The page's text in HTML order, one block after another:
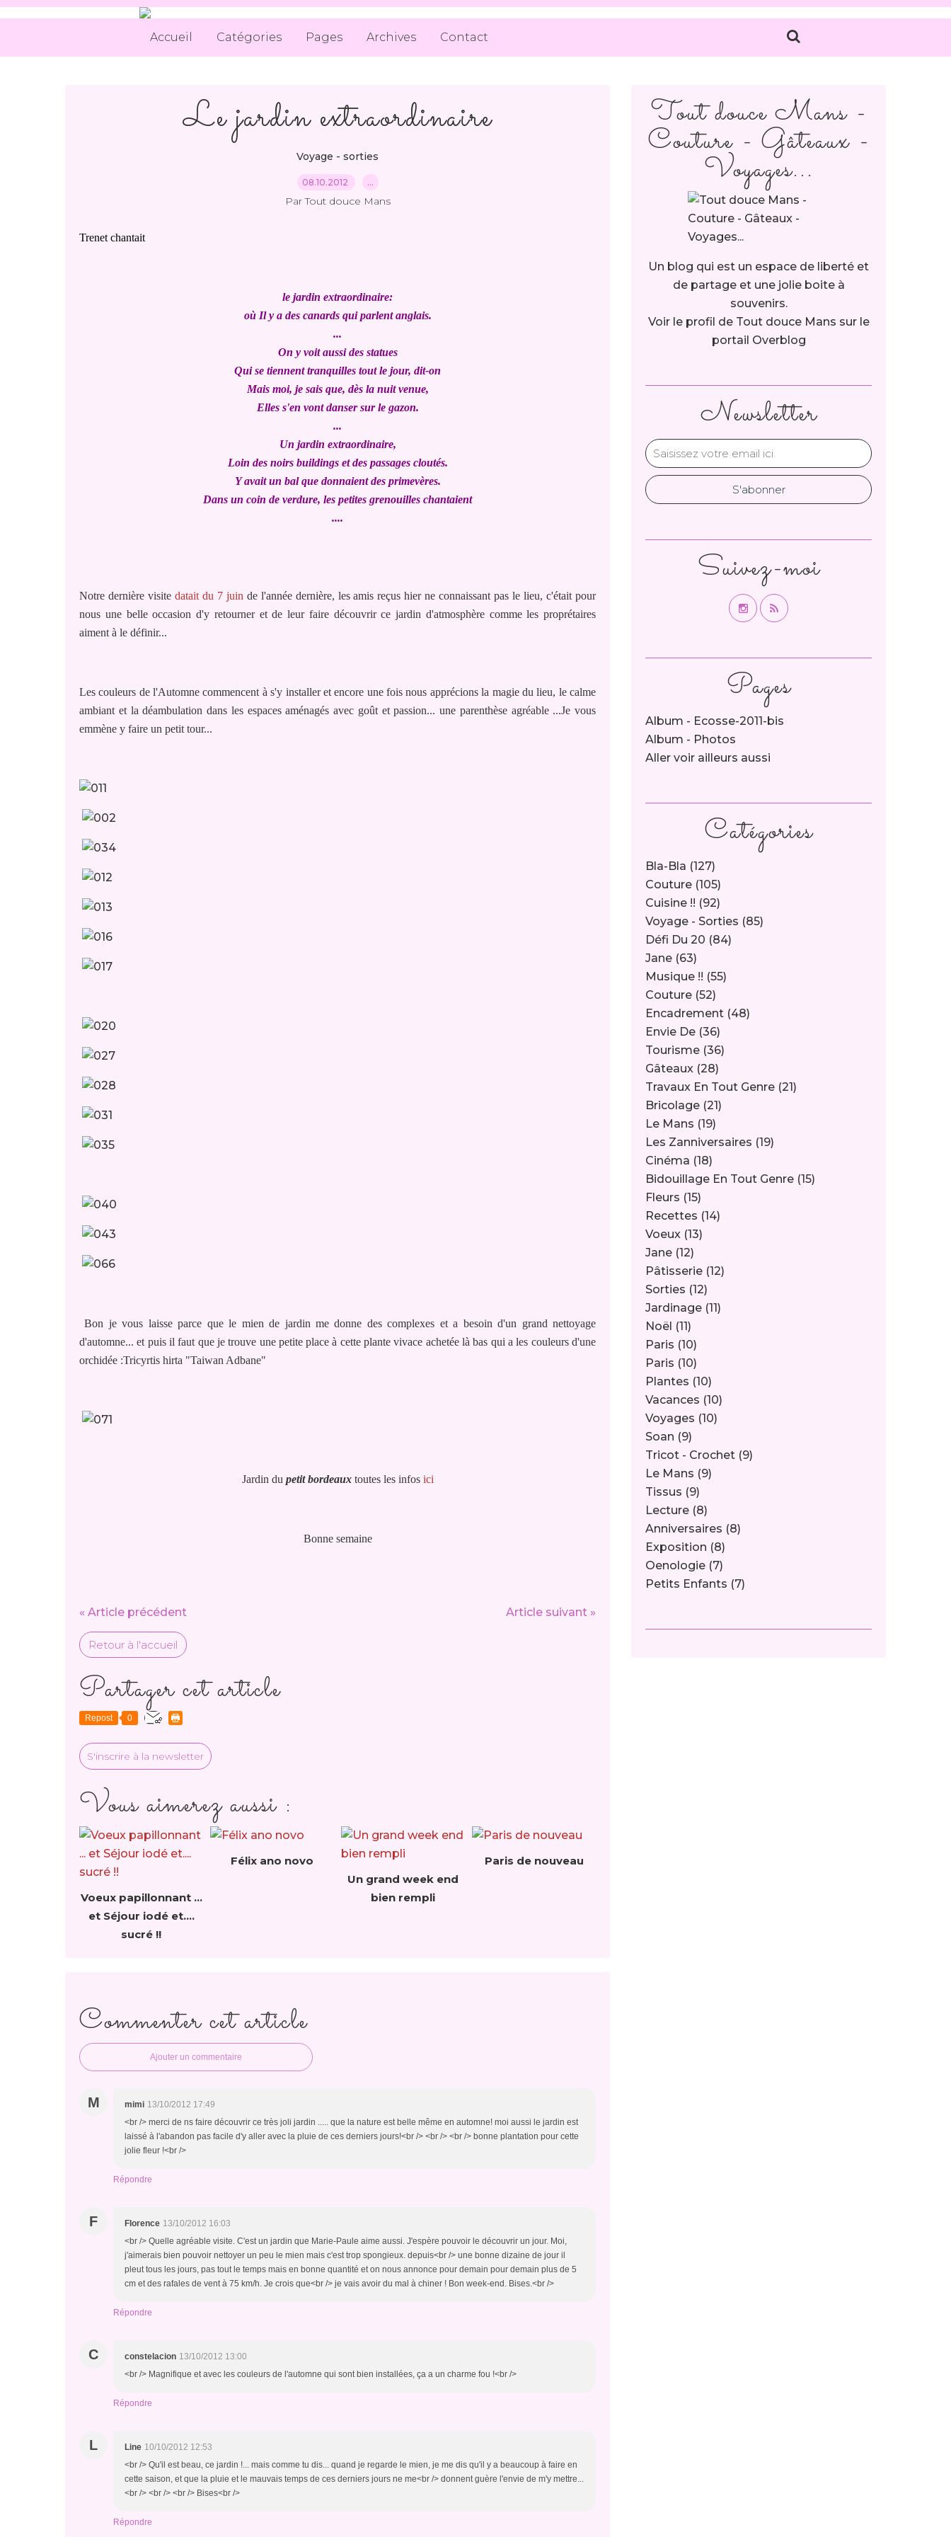
Accueil Catégories Pages Archives Contact
Le jardin extraordinaire
Voyage - sorties
08.10.2012 …
Par Tout douce Mans
Trenet chantait
le jardin extraordinaire:
où Il y a des canards qui parlent anglais.
...
On y voit aussi des statues
Qui se tiennent tranquilles tout le jour, dit-on
Mais moi, je sais que, dès la nuit venue,
Elles s'en vont danser sur le gazon.
...
Un jardin extraordinaire,
Loin des noirs buildings et des passages cloutés.
Y avait un bal que donnaient des primevères.
Dans un coin de verdure, les petites grenouilles chantaient
....
Notre dernière visite datait du 7 juin de l'année dernière, les amis reçus hier ne connaissant pas le lieu, c'était pour
nous une belle occasion d'y retourner et de leur faire découvrir ce jardin d'atmosphère comme les proprétaires
aiment à le définir...
Les couleurs de l'Automne commencent à s'y installer et encore une fois nous apprécions la magie du lieu, le calme
ambiant et la déambulation dans les espaces aménagés avec goût et passion... une parenthèse agréable ...Je vous
emmène y faire un petit tour...
Bon je vous laisse parce que le mien de jardin me donne des complexes et a besoin d'un grand nettoyage
d'automne... et puis il faut que je trouve une petite place à cette plante vivace achetée là bas qui a les couleurs d'une
orchidée :Tricyrtis hirta "Taiwan Adbane"
Jardin du petit bordeauxtoutes les infos ici
Bonne semaine
« Article précédent Article suivant »
Retour à l'accueil
Partager cet article
Repost 0
S'inscrire à la newsletter
Vous aimerez aussi :
Voeux papillonnant ...
et Séjour iodé et....
sucré !!
Félix ano novo
Un grand week end
bien rempli
Paris de nouveau
Commenter cet article
Ajouter un commentaire
M mimi 13/10/2012 17:49
<br /> merci de ns faire découvrir ce très joli jardin ..... que la nature est belle même en automne! moi aussi le jardin est
laissé à l'abandon pas facile d'y aller avec la pluie de ces derniers jours!<br /> <br /> <br /> bonne plantation pour cette
jolie fleur !<br />
Répondre
F Florence 13/10/2012 16:03
<br /> Quelle agréable visite. C'est un jardin que Marie-Paule aime aussi. J'espère pouvoir le découvrir un jour. Moi,
j'aimerais bien pouvoir nettoyer un peu le mien mais c'est trop spongieux. depuis<br /> une bonne dizaine de jour il
pleut tous les jours, pas tout le temps mais en bonne quantité et on nous annonce pour demain pour demain plus de 5
cm et des rafales de vent à 75 km/h. Je crois que<br /> je vais avoir du mal à chiner ! Bon week-end. Bises.<br />
Répondre
C constelacion 13/10/2012 13:00
<br /> Magnifique et avec les couleurs de l'automne qui sont bien installées, ça a un charme fou !<br />
Répondre
L Line 10/10/2012 12:53
<br /> Qu'il est beau, ce jardin !... mais comme tu dis... quand je regarde le mien, je me dis qu'il y a beaucoup à faire en
cette saison, et que la pluie et le mauvais temps de ces derniers jours ne me<br /> donnent guère l'envie de m'y mettre...
<br /> <br /> <br /> Bises<br />
Répondre
Newsletter
Catégories
Bla-Bla (127)
Couture (105)
Cuisine !! (92)
Voyage - Sorties (85)
Défi Du 20 (84)
Jane (63)
Musique !! (55)
Couture (52)
Encadrement (48)
Envie De (36)
Tourisme (36)
Gâteaux (28)
Travaux En Tout Genre (21)
Bricolage (21)
Le Mans (19)
Les Zanniversaires (19)
Cinéma (18)
Bidouillage En Tout Genre (15)
Fleurs (15)
Recettes (14)
Voeux (13)
Jane (12)
Pâtisserie (12)
Sorties (12)
Jardinage (11)
Noël (11)
Paris (10)
Paris (10)
Plantes (10)
Vacances (10)
Voyages (10)
Soan (9)
Tricot - Crochet (9)
Le Mans (9)
Tissus (9)
Lecture (8)
Anniversaires (8)
Exposition (8)
Oenologie (7)
Petits Enfants (7)
Pages
Album - Ecosse-2011-bis
Album - Photos
Aller voir ailleurs aussi
Tout douce Mans -
Couture - Gâteaux -
Voyages...
Un blog qui est un espace de liberté et
de partage et une jolie boite à
souvenirs.
Voir le profil de Tout douce Mans sur le
portail Overblog
Suivez-moi